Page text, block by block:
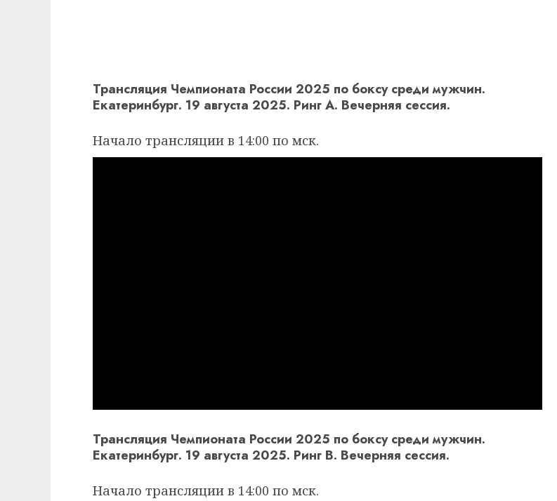
Трансляция Чемпионата России 2025 по боксу среди мужчин.
Екатеринбург. 19 августа 2025. Ринг А. Вечерняя сессия.
Начало трансляции в 14:00 по мск.
Трансляция Чемпионата России 2025 по боксу среди мужчин.
Екатеринбург. 19 августа 2025. Ринг B. Вечерняя сессия.
Начало трансляции в 14:00 по мск.